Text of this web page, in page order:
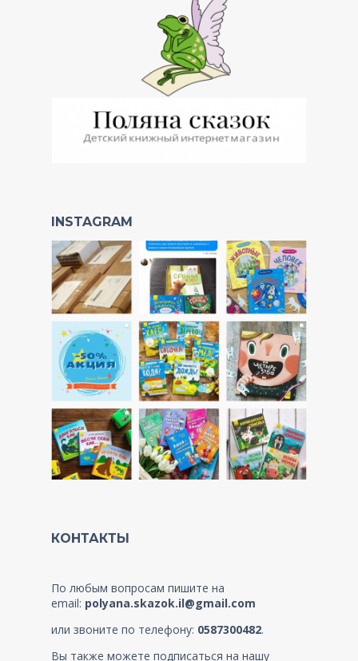
INSTAGRAM
КОНТАКТЫ
По любым вопросам пишите на
email: polyana.skazok.il@gmail.com
или звоните по телефону: 0587300482.
Вы также можете подписаться на нашу